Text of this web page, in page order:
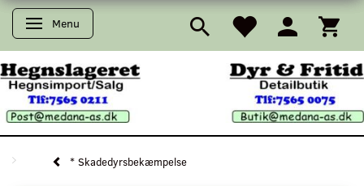
Skifte navigation
Menu
* Skadedyrsbekæmpelse